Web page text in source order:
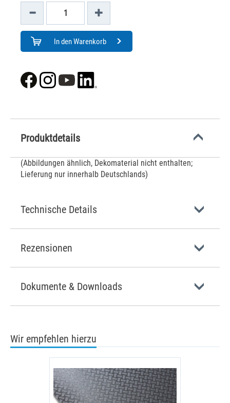
In den Warenkorb
Produktdetails
(Abbildungen ähnlich, Dekomaterial nicht enthalten;
Lieferung nur innerhalb Deutschlands)
Technische Details
Rezensionen
Dokumente & Downloads
Wir empfehlen hierzu